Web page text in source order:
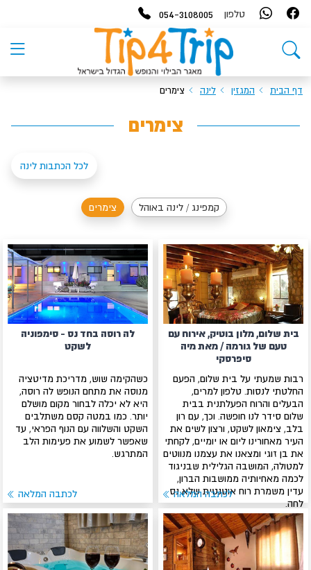
טלפון 054-3108005
דף הבית המגזין לינה צימרים
צימרים
לכל הכתבות לינה
קמפינג / לינה באוהל צימרים
בית שלום, מלון בוטיק, אירוח עם
טעם של גורמה / מאת מיה
סיפרסקי
רבות שמעתי על בית שלום, הפעם
החלטתי לנסות. טלפון למרים,
הבעלים והרוח הפעלתנית בבית
שלום סידר לנו חופשה. וכך, עם רון
בלב, צימאון לשקט, ורצון לשים את
העיר מאחורינו ליום או יומיים, לקחתי
את בן זוגי ומצאנו את עצמנו מנווטים
למטולה, המושבה הגלילית שבניגוד
לכמה מאחיותיה ממושבות הברון,
עדין משמרת רוח אוטנטית שלא נס
לחה.
לכתבה המלאה
לה רוסה בחד נס - סימפוניה
לשקט
כשהקימה שוש, מדריכת מדיטציה
מנוסה את מתחם הנופש לה רוסה,
היא לא יכלה לבחור מקום מושלם
יותר. כמו במטה קסם משתלבים
השקט והשלווה עם הנוף הפראי, עד
שאפשר לשמוע את פעימות הלב
המתרגש.
לכתבה המלאה